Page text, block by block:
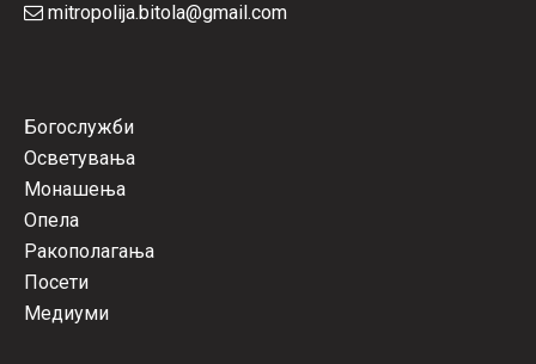
mitropolija.bitola@gmail.com
Богослужби
Осветувања
Монашења
Опела
Ракополагања
Посети
Медиуми